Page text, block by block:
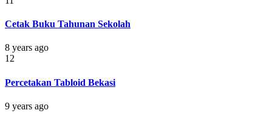
Cetak Buku Tahunan Sekolah
8 years ago
12
Percetakan Tabloid Bekasi
9 years ago